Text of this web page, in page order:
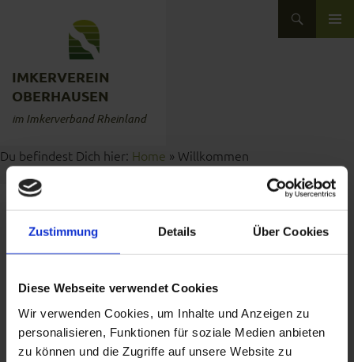
Zustimmung Details Über Cookies
Diese Webseite verwendet Cookies
Wir verwenden Cookies, um Inhalte und Anzeigen zu
personalisieren, Funktionen für soziale Medien anbieten
zu können und die Zugriffe auf unsere Website zu
IMKERVEREIN
OBERHAUSEN
im Imkerverband Rheinland
ZUM INHALT SPRINGEN
Du befindest Dich hier: Home » Willkommen
WILLKOMMEN
VERÖFFENTLICHT AM1. DEZEMBER 2014
auf der neuen Webseite des
Imkerverein Oberhausen.